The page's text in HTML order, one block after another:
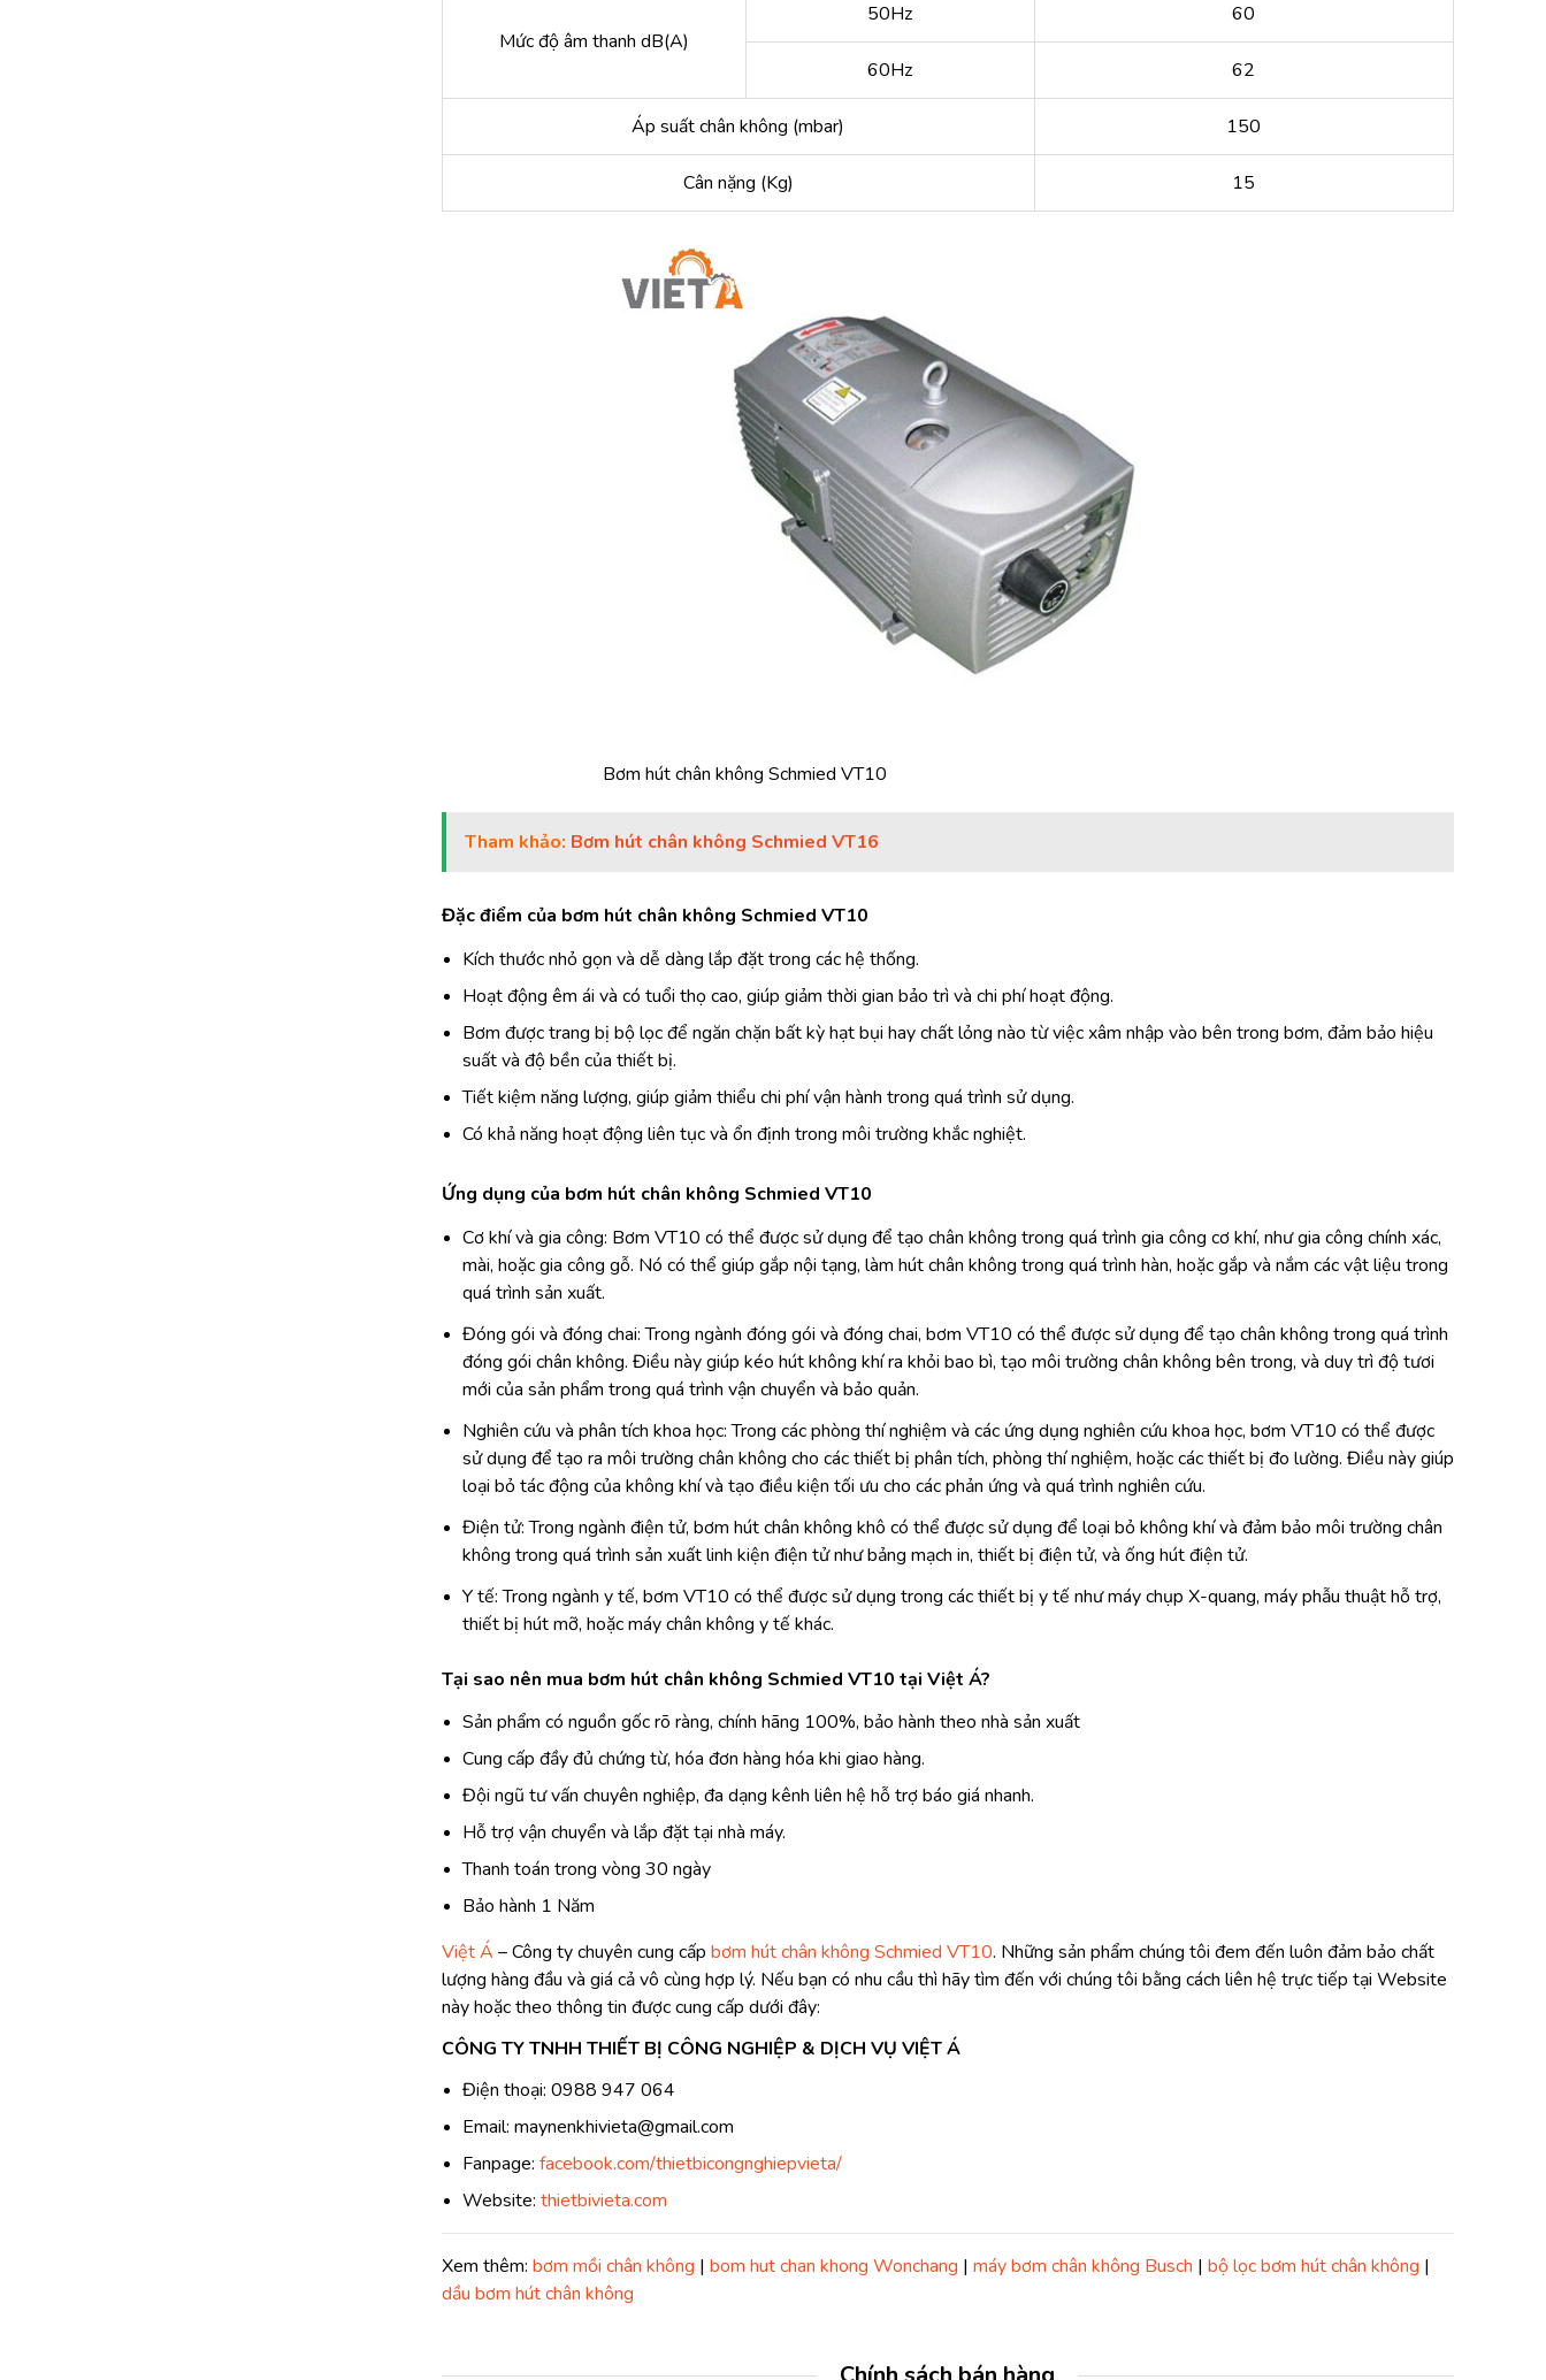
Mức độ âm thanh dB(A)
50Hz 60
60Hz 62
Áp suất chân không (mbar) 150
Cân nặng (Kg) 15
Bơm hút chân không Schmied VT10
Tham khảo: Bơm hút chân không Schmied VT16
Đặc điểm của bơm hút chân không Schmied VT10
Kích thước nhỏ gọn và dễ dàng lắp đặt trong các hệ thống.
Hoạt động êm ái và có tuổi thọ cao, giúp giảm thời gian bảo trì và chi phí hoạt động.
Bơm được trang bị bộ lọc để ngăn chặn bất kỳ hạt bụi hay chất lỏng nào từ việc xâm nhập vào bên trong bơm, đảm bảo hiệu
suất và độ bền của thiết bị.
Tiết kiệm năng lượng, giúp giảm thiểu chi phí vận hành trong quá trình sử dụng.
Có khả năng hoạt động liên tục và ổn định trong môi trường khắc nghiệt.
Ứng dụng của bơm hút chân không Schmied VT10
Cơ khí và gia công: Bơm VT10 có thể được sử dụng để tạo chân không trong quá trình gia công cơ khí, như gia công chính xác,
mài, hoặc gia công gỗ. Nó có thể giúp gắp nội tạng, làm hút chân không trong quá trình hàn, hoặc gắp và nắm các vật liệu trong
quá trình sản xuất.
Đóng gói và đóng chai: Trong ngành đóng gói và đóng chai, bơm VT10 có thể được sử dụng để tạo chân không trong quá trình
đóng gói chân không. Điều này giúp kéo hút không khí ra khỏi bao bì, tạo môi trường chân không bên trong, và duy trì độ tươi
mới của sản phẩm trong quá trình vận chuyển và bảo quản.
Nghiên cứu và phân tích khoa học: Trong các phòng thí nghiệm và các ứng dụng nghiên cứu khoa học, bơm VT10 có thể được
sử dụng để tạo ra môi trường chân không cho các thiết bị phân tích, phòng thí nghiệm, hoặc các thiết bị đo lường. Điều này giúp
loại bỏ tác động của không khí và tạo điều kiện tối ưu cho các phản ứng và quá trình nghiên cứu.
Điện tử: Trong ngành điện tử, bơm hút chân không khô có thể được sử dụng để loại bỏ không khí và đảm bảo môi trường chân
không trong quá trình sản xuất linh kiện điện tử như bảng mạch in, thiết bị điện tử, và ống hút điện tử.
Y tế: Trong ngành y tế, bơm VT10 có thể được sử dụng trong các thiết bị y tế như máy chụp X-quang, máy phẫu thuật hỗ trợ,
thiết bị hút mỡ, hoặc máy chân không y tế khác.
Tại sao nên mua bơm hút chân không Schmied VT10 tại Việt Á?
Sản phẩm có nguồn gốc rõ ràng, chính hãng 100%, bảo hành theo nhà sản xuất
Cung cấp đầy đủ chứng từ, hóa đơn hàng hóa khi giao hàng.
Đội ngũ tư vấn chuyên nghiệp, đa dạng kênh liên hệ hỗ trợ báo giá nhanh.
Hỗ trợ vận chuyển và lắp đặt tại nhà máy.
Thanh toán trong vòng 30 ngày
Bảo hành 1 Năm
Việt Á – Công ty chuyên cung cấp bơm hút chân không Schmied VT10. Những sản phẩm chúng tôi đem đến luôn đảm bảo chất
lượng hàng đầu và giá cả vô cùng hợp lý. Nếu bạn có nhu cầu thì hãy tìm đến với chúng tôi bằng cách liên hệ trực tiếp tại Website
này hoặc theo thông tin được cung cấp dưới đây:
CÔNG TY TNHH THIẾT BỊ CÔNG NGHIỆP & DỊCH VỤ VIỆT Á
Điện thoại: 0988 947 064
Email: maynenkhivieta@gmail.com
Fanpage: facebook.com/thietbicongnghiepvieta/
Website: thietbivieta.com
Xem thêm: bơm mồi chân không | bom hut chan khong Wonchang | máy bơm chân không Busch | bộ lọc bơm hút chân không |
dầu bơm hút chân không